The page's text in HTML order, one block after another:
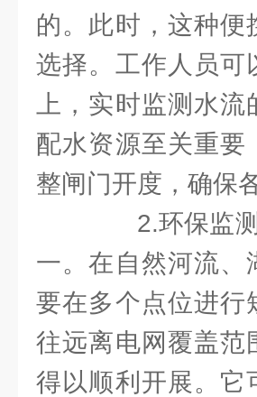
的。此时，这种
选择。工作人员可
上，实时监测水
配水资源至关重要
整闸门开度，确保
2.环保监测
一。在自然河流、
要在多个点位进行
往远离电网覆盖范
得以顺利开展。它